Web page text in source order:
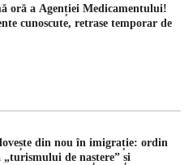
oră a Agenției Medicamentului!
cunoscute, retrase temporar de
din nou în imigrație: ordin
de naștere” și